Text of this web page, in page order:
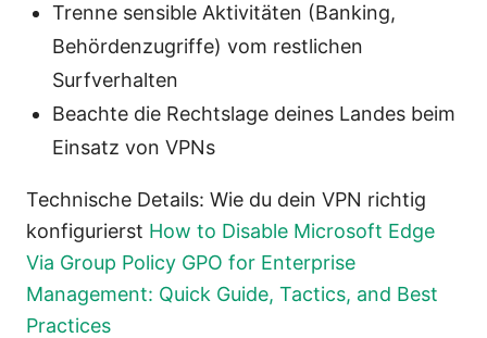
Trenne sensible Aktivitäten (Banking,
Behördenzugriffe) vom restlichen
Surfverhalten
Beachte die Rechtslage deines Landes beim
Einsatz von VPNs
Technische Details: Wie du dein VPN richtig
konfigurierst How to Disable Microsoft Edge
Via Group Policy GPO for Enterprise
Management: Quick Guide, Tactics, and Best
Practices